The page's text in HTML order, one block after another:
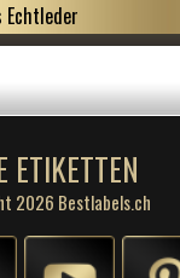
ETIKETTEN
2026 Bestlabels.ch